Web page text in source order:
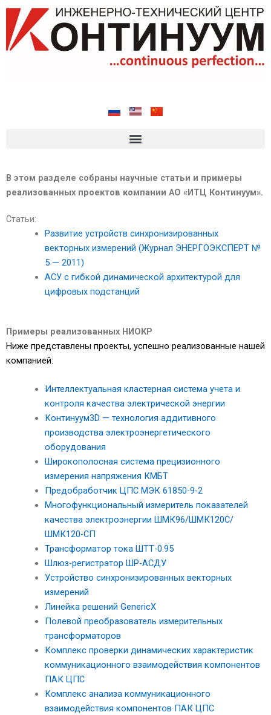
Перейти
содержимому
В этом разделе собраны научные статьи и примеры
реализованных проектов компании АО «ИТЦ Континуум».
Статьи:
Развитие устройств синхронизированных
векторных измерений (Журнал ЭНЕРГОЭКСПЕРТ №
5 — 2011)
АСУ с гибкой динамической архитектурой для
цифровых подстанций
Примеры реализованных НИОКР
Ниже представлены проекты, успешно реализованные нашей
компанией:
Интеллектуальная кластерная система учета и
контроля качества электрической энергии
Континуум3D — технология аддитивного
производства электроэнергетического
оборудования
Широкополосная система прецизионного
измерения напряжения КМБТ
Предобработчик ЦПС МЭК 61850-9-2
Многофункциональный измеритель показателей
качества электроэнергии ШМК96/ШМК120C/
ШМК120-СП
Трансформатор тока ШТТ-0.95
Шлюз-регистратор ШР-АСДУ
Устройство синхронизированных векторных
измерений
Линейка решений GenericX
Полевой преобразователь измерительных
трансформаторов
Комплекс проверки динамических характеристик
коммуникационного взаимодействия компонентов
ПАК ЦПС
Комплекс анализа коммуникационного
взаимодействия компонентов ПАК ЦПС